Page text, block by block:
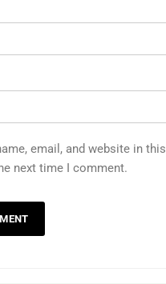
email, and website in this
next time I comment.